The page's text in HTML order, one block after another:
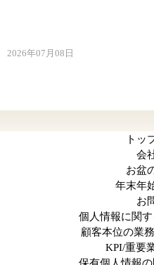
2026年07月08日
トッ
会
お盆
年末年
お
個人情報に関
顧客本位の業
KPI/重要
保有個人情報